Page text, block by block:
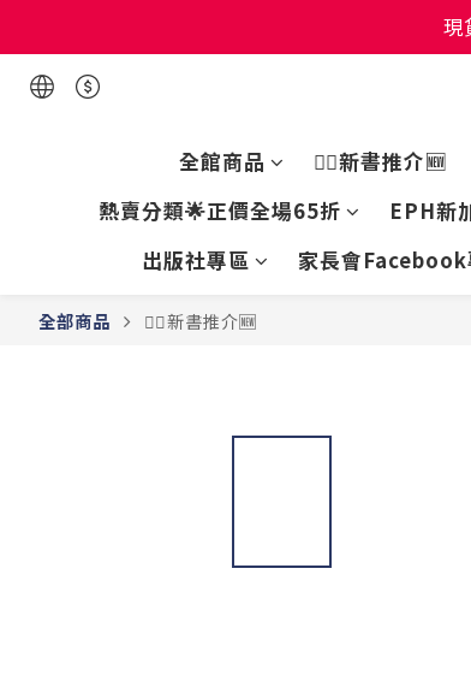
現
現
全館商品
👍🏻新書推介🆕
熱賣分類🌟正價全場65折
EPH新
出版社專區
家長會Facebook
全部商品 👍🏻新書推介🆕